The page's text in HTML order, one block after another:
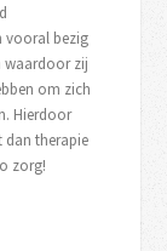
vooral bezig
waardoor zij
om zich
Hierdoor
dan therapie
zorg!